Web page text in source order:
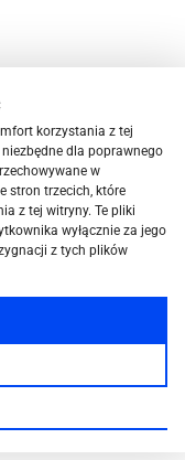
korzystania z tej
dla poprawnego
w
stron trzecich, które
z tej witryny. Te pliki
wyłącznie za jego
z tych plików